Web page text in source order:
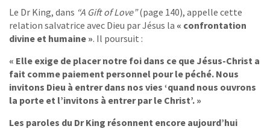
Le Dr King, dans “A Gift of Love”(page 140), appelle cette
relation salvatrice avec Dieu par Jésus la « confrontation
divine et humaine ». Il poursuit :
« Elle exige de placer notre foi dans ce que Jésus-Christ a
fait comme paiement personnel pour le péché. Nous
invitons Dieu à entrer dans nos vies ‘quand nous ouvrons
la porte et l’invitons à entrer par le Christ’. »
Les paroles du Dr King résonnent encore aujourd’hui